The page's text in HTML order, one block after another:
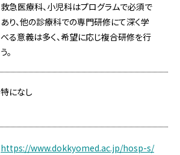
救急医療科、小児科はプログラムで必須で
あり、他の診療科での専門研修にて深く学
べる意義は多く、希望に応じ複合研修を行
う。
特になし
https://www.dokkyomed.ac.jp/hosp-s/